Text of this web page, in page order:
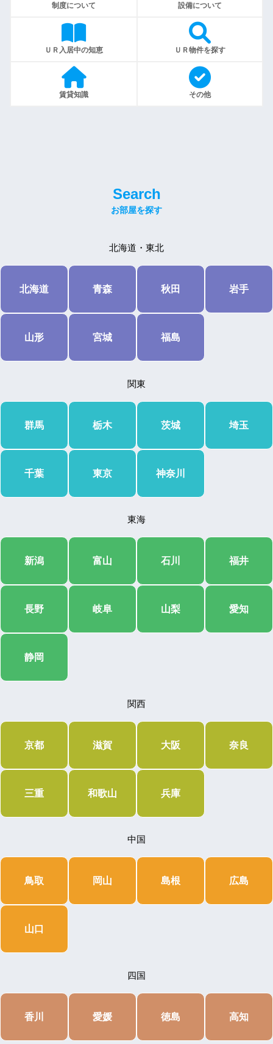
制度について 設備について
ＵＲ入居中の知恵 ＵＲ物件を探す
賃貸知識 その他
Search
北海道・東北
北海道 青森 秋田 岩手
山形 宮城 福島
関東
群馬 栃木 茨城 埼玉
千葉 東京 神奈川
東海
新潟 富山 石川 福井
長野 岐阜 山梨 愛知
静岡
関西
京都 滋賀 大阪 奈良
三重 和歌山 兵庫
中国
鳥取 岡山 島根 広島
山口
四国
香川 愛媛 徳島 高知